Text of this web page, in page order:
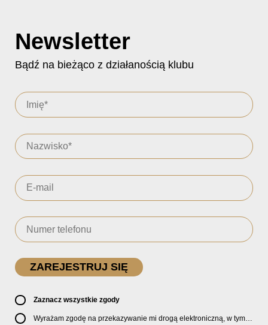
Newsletter
Bądź na bieżąco z działanością klubu
Zaznacz wszystkie zgody
Wyrażam zgodę na przekazywanie mi drogą elektroniczną, w tym